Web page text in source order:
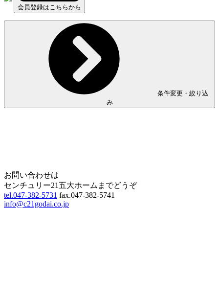
会員登録はこちらから
条件変更・絞り込
み
お問い合わせは
センチュリー21五大ホームまでどうぞ
tel.047-382-5731 fax.047-382-5741
info@c21godai.co.jp